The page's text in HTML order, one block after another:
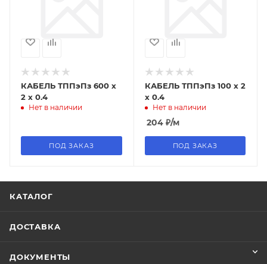
КАБЕЛЬ ТППэПз 600 х
2 х 0.4
Нет в наличии
ПОД ЗАКАЗ
КАБЕЛЬ ТППэПз 100 х 2
х 0.4
Нет в наличии
204₽/м
ПОД ЗАКАЗ
КАТАЛОГ
ДОСТАВКА
ДОКУМЕНТЫ